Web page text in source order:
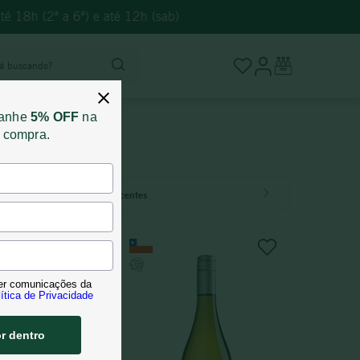
18h (2ª a 6ª) e até 12h (sab)
Mais recentes
5% OFF na
comunicações da
de Privacidade
dentro